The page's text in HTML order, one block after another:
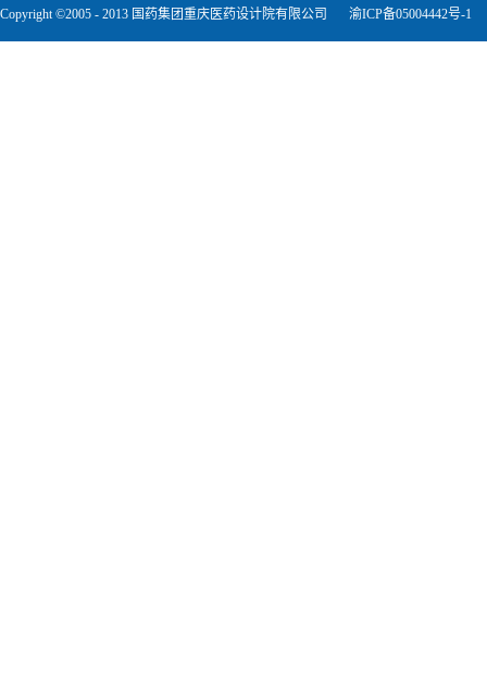
Copyright ©2005 - 2013 国药集团重庆医药设计院有限公司 渝ICP备05004442号-1